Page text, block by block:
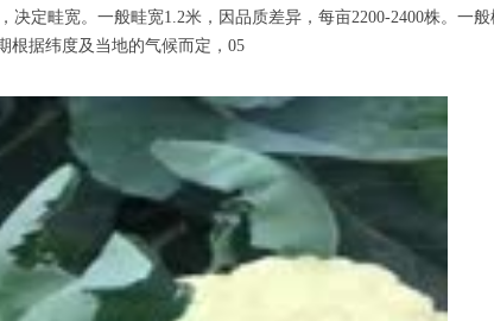
定畦宽。一般畦宽1.2米，因品质差异，每亩2200-2400株。一
根据纬度及当地的气候而定，05